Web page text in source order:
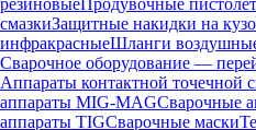
резиновыеПродувочные
смазкиЗащитные накидки на
инфракрасныеШланги
Сварочное оборудование —
Аппараты контактной точечной
аппараты MIG-MAGСварочные
аппараты TIGСварочные маски